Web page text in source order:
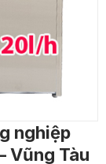
nghiệp
Vũng Tàu